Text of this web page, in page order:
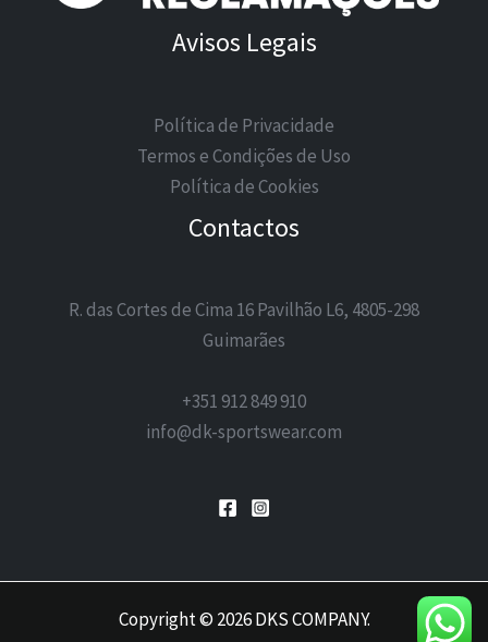
Avisos Legais
Política de Privacidade
Termos e Condições de Uso
Política de Cookies
Contactos
R. das Cortes de Cima 16 Pavilhão L6, 4805-298
Guimarães
+351 912 849 910
info@dk-sportswear.com
Copyright © 2026 DKS COMPANY.